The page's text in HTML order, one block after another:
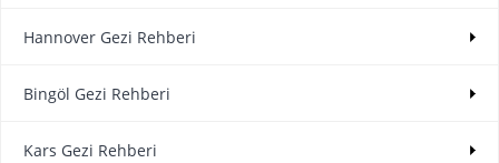
Hannover Gezi Rehberi
Bingöl Gezi Rehberi
Kars Gezi Rehberi